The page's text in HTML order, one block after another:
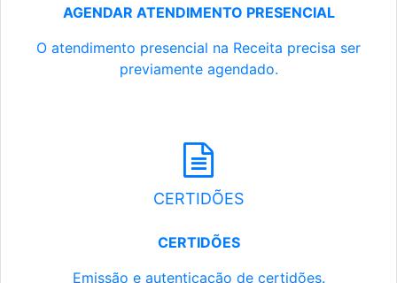
AGENDAR ATENDIMENTO PRESENCIAL
O atendimento presencial na Receita precisa ser
previamente agendado.
CERTIDÕES
CERTIDÕES
Emissão e autenticação de certidões.